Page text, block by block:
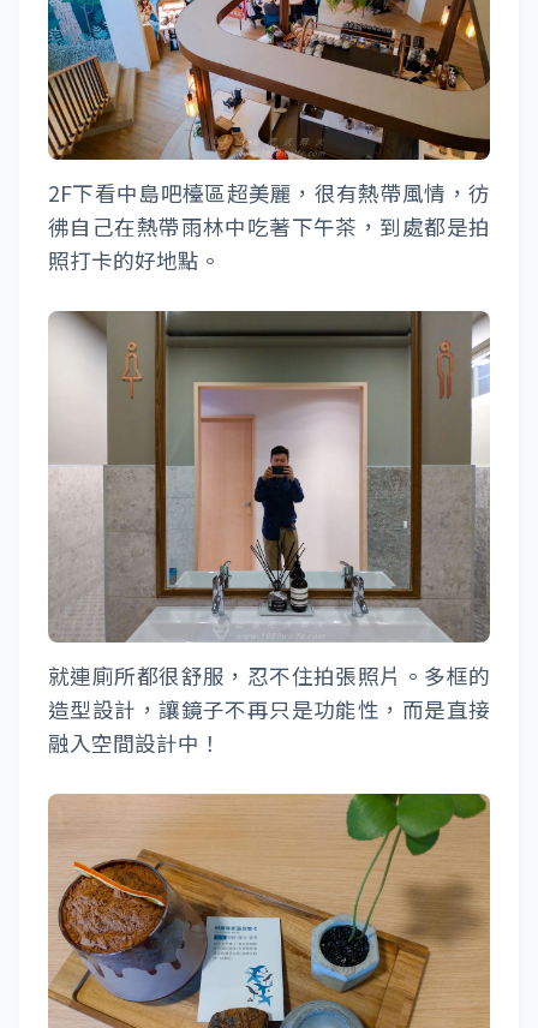
2F下看中島吧檯區超美麗，很有熱帶風情，彷
彿自己在熱帶雨林中吃著下午茶，到處都是拍
照打卡的好地點。
就連廁所都很舒服，忍不住拍張照片。多框的
造型設計，讓鏡子不再只是功能性，而是直接
融入空間設計中！